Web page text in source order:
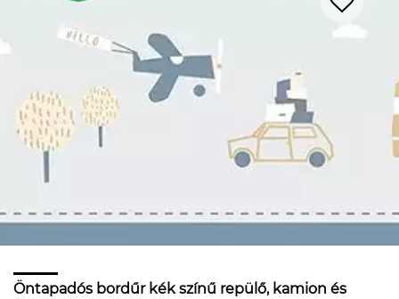
Öntapadós bordűr kék színű repülő, kamion és